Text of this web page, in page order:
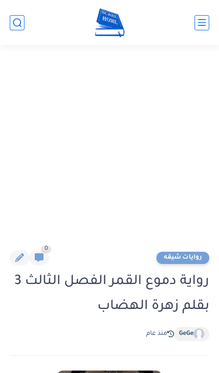
روايات شيقه
0
رواية دموع القمر الفصل الثالث 3
بقلم زهرة الهضاب
GeGe منذ عام